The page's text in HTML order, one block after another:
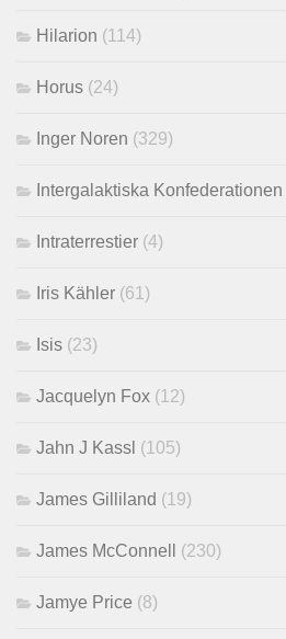
Hilarion (114)
Horus (24)
Inger Noren (329)
Intergalaktiska Konfederationen
Intraterrestier (4)
Iris Kähler (61)
Isis (23)
Jacquelyn Fox (12)
Jahn J Kassl (105)
James Gilliland (19)
James McConnell (230)
Jamye Price (8)